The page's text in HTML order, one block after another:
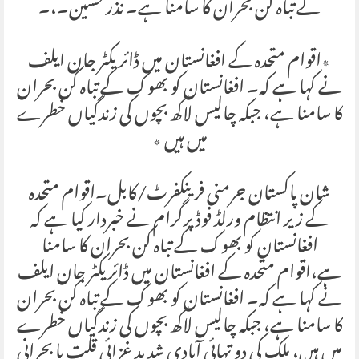
٭اقوام متحدہ کے افغانستان میں ڈائریکٹر جان ایلف
نے کہا ہے کہ۔ افغانستان کو بھوک کے تباہ کن بحران
کا سامنا ہے، جبکہ چالیس لاکھ بچوں کی زندگیاں خطرے
میں ہیں ٭
شان پاکستان جرمنی فرینکفرٹ/کابل۔اقوام متحدہ
کے زیر انتظام ورلڈ فوڈ پرگرام نے خبردار کیا ہے کہ
افغانستان کو بھوک کے تباہ کن بحران کا سامنا
ہے،اقوام متحدہ کے افغانستان میں ڈائریکٹر جان ایلف
نے کہا ہے کہ۔ افغانستان کو بھوک کے تباہ کن بحران
کا سامنا ہے، جبکہ چالیس لاکھ بچوں کی زندگیاں خطرے